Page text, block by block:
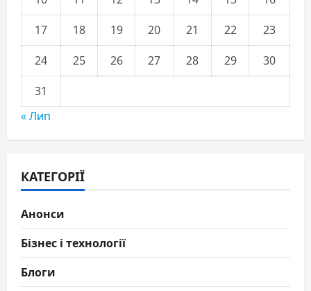
17
18 19 20 21 22
23
24
25 26 27 28 29
30
31
« Лип
КАТЕГОРІЇ
Анонси
Бізнес і технології
Блоги